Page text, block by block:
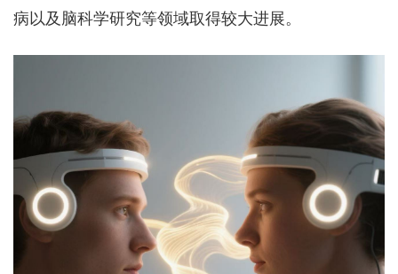
病以及脑科学研究等领域取得较大进展。